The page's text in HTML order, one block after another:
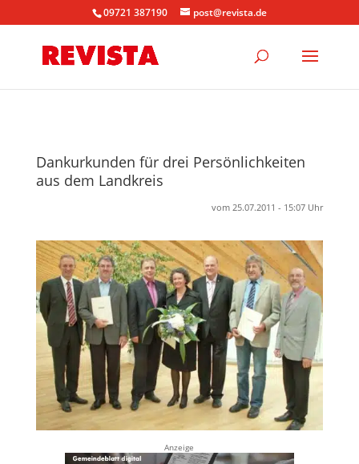
09721 387190 post@revista.de
Dankurkunden für drei Persönlichkeiten
aus dem Landkreis
vom 25.07.2011 - 15:07 Uhr
Anzeige